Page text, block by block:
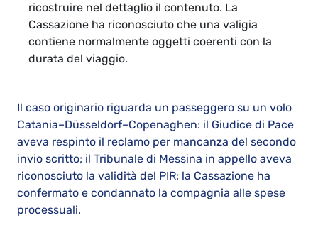
ricostruire nel dettaglio il contenuto. La
Cassazione ha riconosciuto che una valigia
contiene normalmente oggetti coerenti con la
durata del viaggio.
Il caso originario riguarda un passeggero su un volo
Catania–Düsseldorf–Copenaghen: il Giudice di Pace
aveva respinto il reclamo per mancanza del secondo
invio scritto; il Tribunale di Messina in appello aveva
riconosciuto la validità del PIR; la Cassazione ha
confermato e condannato la compagnia alle spese
processuali.